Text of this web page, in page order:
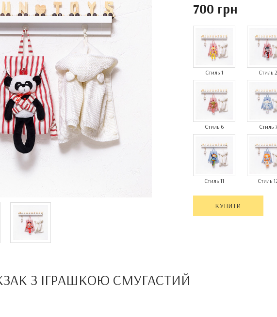
700 грн
Стиль 1 Стиль 2
Стиль 6 Стиль 7
Стиль 11 Стиль
КУПИТИ
З ІГРАШКОЮ СМУГАСТИЙ